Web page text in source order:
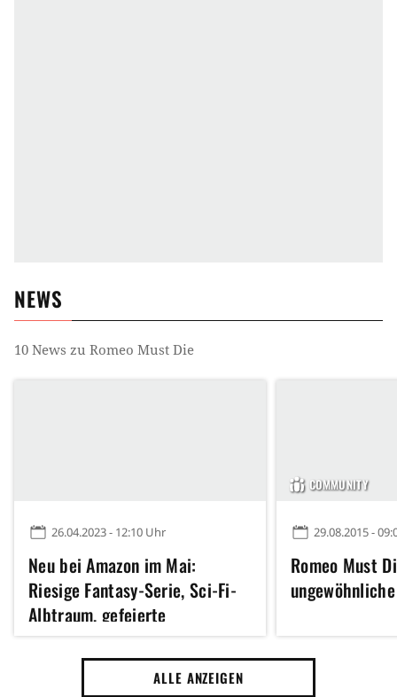
NEWS
10 News zu Romeo Must Die
26.04.2023 - 12:10 Uhr
Neu bei Amazon im Mai:
Riesige Fantasy-Serie, Sci-Fi-
Albtraum, gefeierte
Kannibalen-Romanze und mehr
COMMUNITY
29.08.2015 -
Romeo Must
ALLE ANZEIGEN